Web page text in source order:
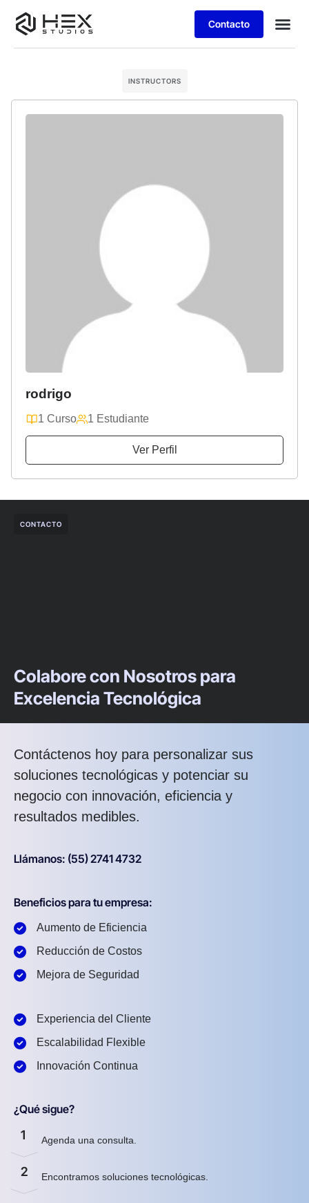
Contacto
INSTRUCTORS
rodrigo
1 Curso 1 Estudiante
Ver Perfil
CONTACTO
Colabore con Nosotros para
Excelencia Tecnológica
Contáctenos hoy para personalizar sus
soluciones tecnológicas y potenciar su
negocio con innovación, eficiencia y
resultados medibles.
Llámanos: (55) 2741 4732
Beneficios para tu empresa:
Aumento de Eficiencia
Reducción de Costos
Mejora de Seguridad
Experiencia del Cliente
Escalabilidad Flexible
Innovación Continua
¿Qué sigue?
1 Agenda una consulta.
2 Encontramos soluciones tecnológicas.